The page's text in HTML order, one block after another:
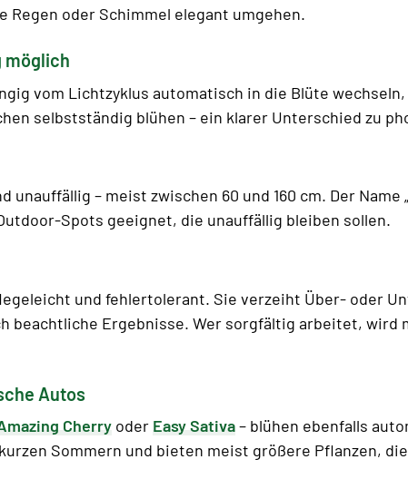
Regen oder Schimmel elegant umgehen.
möglich
vom Lichtzyklus automatisch in die Blüte
selbstständig blühen – ein klarer Unterschied zu
– meist zwischen 60 und 160 cm. Der
Spots geeignet, die unauffällig bleiben sollen.
und fehlertolerant. Sie verzeiht Über- oder
beachtliche Ergebnisse. Wer sorgfältig arbeitet, wird
Autos
Cherry oder Easy Sativa– blühen ebenfalls
Sommern und bieten meist größere Pflanzen,